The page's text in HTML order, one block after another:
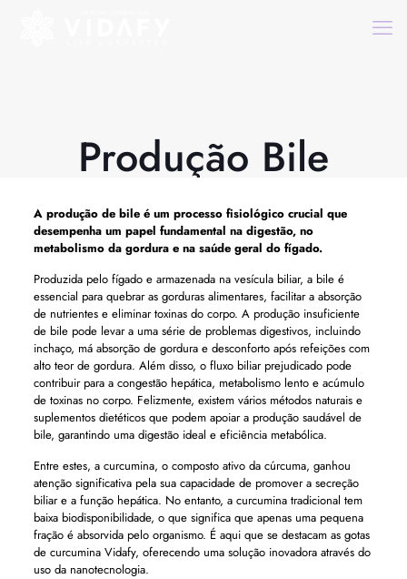
Produção Bile
A produção de bile é um processo fisiológico crucial que
desempenha um papel fundamental na digestão, no
metabolismo da gordura e na saúde geral do fígado.
Produzida pelo fígado e armazenada na vesícula biliar, a bile é
essencial para quebrar as gorduras alimentares, facilitar a absorção
de nutrientes e eliminar toxinas do corpo. A produção insuficiente
de bile pode levar a uma série de problemas digestivos, incluindo
inchaço, má absorção de gordura e desconforto após refeições com
alto teor de gordura. Além disso, o fluxo biliar prejudicado pode
contribuir para a congestão hepática, metabolismo lento e acúmulo
de toxinas no corpo. Felizmente, existem vários métodos naturais e
suplementos dietéticos que podem apoiar a produção saudável de
bile, garantindo uma digestão ideal e eficiência metabólica.
Entre estes, a curcumina, o composto ativo da cúrcuma, ganhou
atenção significativa pela sua capacidade de promover a secreção
biliar e a função hepática. No entanto, a curcumina tradicional tem
baixa biodisponibilidade, o que significa que apenas uma pequena
fração é absorvida pelo organismo. É aqui que se destacam as gotas
de curcumina Vidafy, oferecendo uma solução inovadora através do
uso da nanotecnologia.